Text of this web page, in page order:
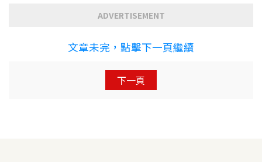
ADVERTISEMENT
文章未完，點擊下一頁繼續
下一頁